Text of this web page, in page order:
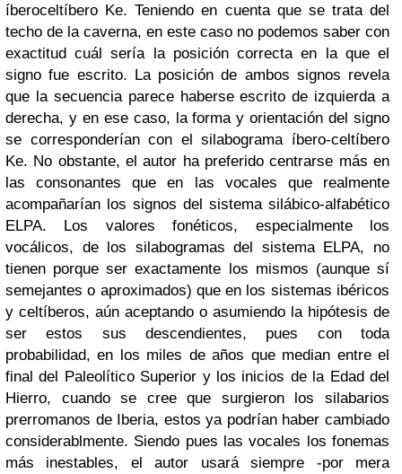
íberoceltíbero Ke. Teniendo en cuenta que se trata del
techo de la caverna, en este caso no podemos saber con
exactitud cuál sería la posición correcta en la que el
signo fue escrito. La posición de ambos signos revela
que la secuencia parece haberse escrito de izquierda a
derecha, y en ese caso, la forma y orientación del signo
se corresponderían con el silabograma íbero-celtíbero
Ke. No obstante, el autor ha preferido centrarse más en
las consonantes que en las vocales que realmente
acompañarían los signos del sistema silábico-alfabético
ELPA. Los valores fonéticos, especialmente los
vocálicos, de los silabogramas del sistema ELPA, no
tienen porque ser exactamente los mismos (aunque sí
semejantes o aproximados) que en los sistemas ibéricos
y celtíberos, aún aceptando o asumiendo la hipótesis de
ser estos sus descendientes, pues con toda
probabilidad, en los miles de años que median entre el
final del Paleolítico Superior y los inicios de la Edad del
Hierro, cuando se cree que surgieron los silabarios
prerromanos de Iberia, estos ya podrían haber cambiado
considerablmente. Siendo pues las vocales los fonemas
más inestables, el autor usará siempre -por mera